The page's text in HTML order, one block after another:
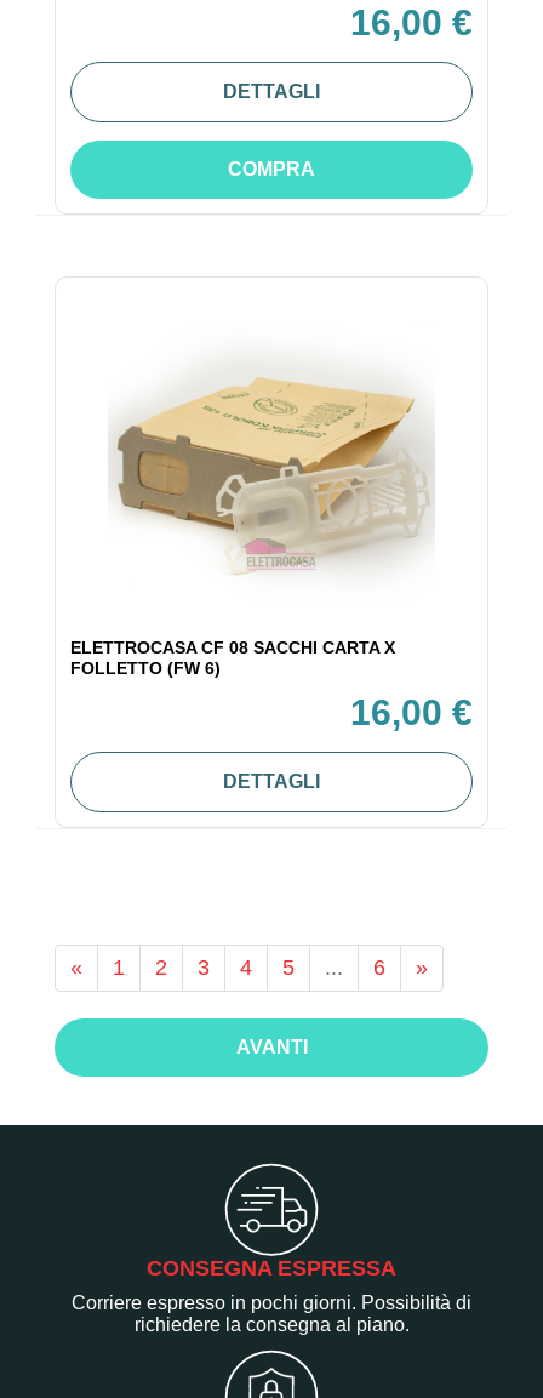
16,00 €
DETTAGLI
COMPRA
ELETTROCASA CF 08 SACCHI CARTA X
FOLLETTO (FW 6)
16,00 €
DETTAGLI
« 1 2 3 4 5 ... 6 »
AVANTI
CONSEGNA ESPRESSA
Corriere espresso in pochi giorni. Possibilità di
richiedere la consegna al piano.